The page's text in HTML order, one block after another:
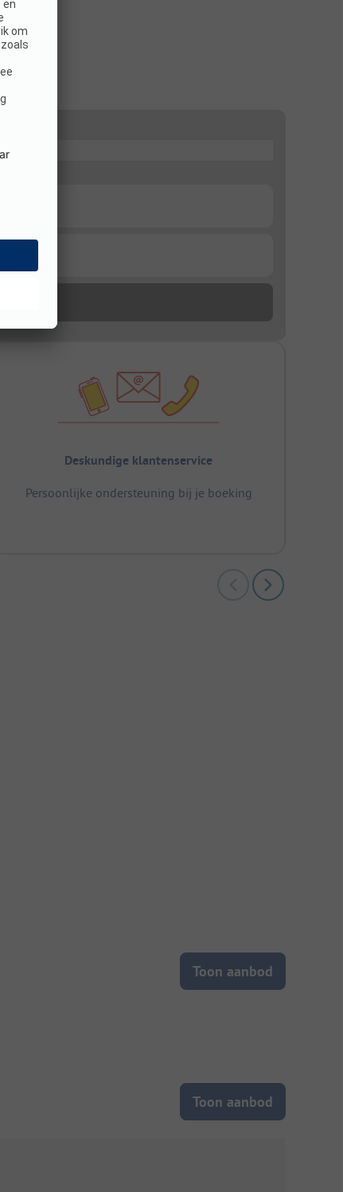
Deskundige klantenservice
Persoonlijke ondersteuning bij je boeking
Toon aanbod
Toon aanbod